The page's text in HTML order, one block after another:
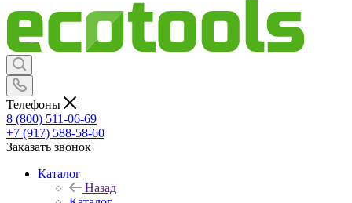
Телефоны
8 (800) 511-06-69
+7 (917) 588-58-60
Заказать звонок
Каталог
Назад